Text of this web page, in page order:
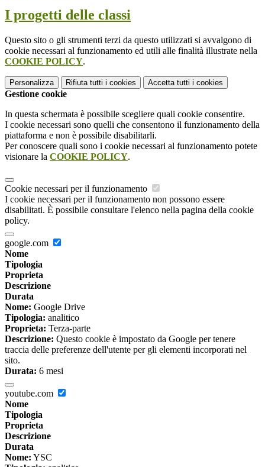
I progetti delle classi
Questo sito o gli strumenti terzi da questo utilizzati si avvalgono di
cookie necessari al funzionamento ed utili alle finalità illustrate nella
COOKIE POLICY.
Personalizza Rifiuta tutti i cookies Accetta tutti i cookies
Gestione cookie
In questa schermata è possibile scegliere quali cookie consentire.
I cookie necessari sono quelli che consentono il funzionamento della
piattaforma e non è possibile disabilitarli.
Per conoscere quali sono i cookie necessari al funzionamento potete
visionare la COOKIE POLICY.
Cookie necessari per il funzionamento
I cookie necessari per il funzionamento non possono essere
disabilitati. È possibile consultare l'elenco nella pagina della cookie
policy.
google.com
Nome
Tipologia
Proprieta
Descrizione
Durata
Nome: Google Drive
Tipologia: analitico
Proprieta: Terza-parte
Descrizione: Questo cookie è impostato da Google per tenere
traccia delle preferenze dell'utente per gli elementi incorporati nel
sito.
Durata: 6 mesi
youtube.com
Nome
Tipologia
Proprieta
Descrizione
Durata
Nome: YSC